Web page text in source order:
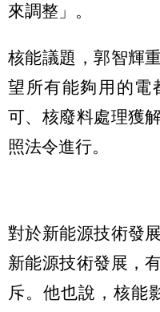
來調整」。
核能議題，郭智輝
望所有能夠用的電
可、核廢料處理獲
照法令進行。
對於新能源技術發
新能源技術發展，
斥。他也說，核能